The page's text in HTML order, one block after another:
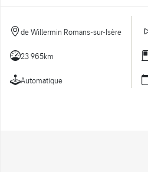
de Willermin Romans-sur-Isère
23 965km
Automatique